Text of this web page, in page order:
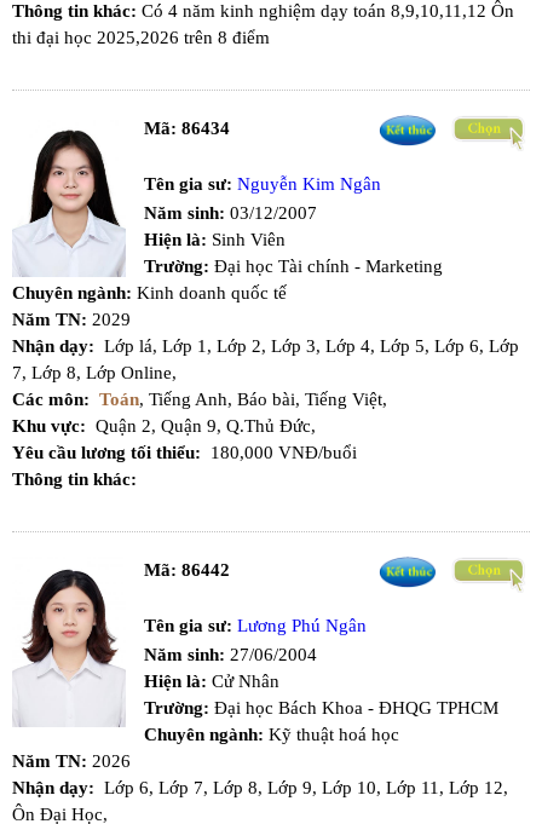
Thông tin khác: Có 4 năm kinh nghiệm dạy toán 8,9,10,11,12 Ôn
thi đại học 2025,2026 trên 8 điểm
Mã: 86434
Tên gia sư: Nguyễn Kim Ngân
Năm sinh: 03/12/2007
Hiện là: Sinh Viên
Trường: Đại học Tài chính - Marketing
Chuyên ngành: Kinh doanh quốc tế
Năm TN: 2029
Nhận dạy: Lớp lá, Lớp 1, Lớp 2, Lớp 3, Lớp 4, Lớp 5, Lớp 6, Lớp
7, Lớp 8, Lớp Online,
Các môn: Toán, Tiếng Anh, Báo bài, Tiếng Việt,
Khu vực: Quận 2, Quận 9, Q.Thủ Đức,
Yêu cầu lương tối thiểu:
180,000 VNĐ/buổi
Thông tin khác:
Mã: 86442
Tên gia sư: Lương Phú Ngân
Năm sinh: 27/06/2004
Hiện là: Cử Nhân
Trường: Đại học Bách Khoa - ĐHQG TPHCM
Chuyên ngành: Kỹ thuật hoá học
Năm TN: 2026
Nhận dạy: Lớp 6, Lớp 7, Lớp 8, Lớp 9, Lớp 10, Lớp 11, Lớp 12,
Ôn Đại Học,